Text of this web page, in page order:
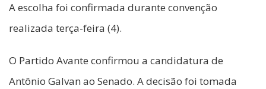
A escolha foi confirmada durante convenção
realizada terça-feira (4).
O Partido Avante confirmou a candidatura de
Antônio Galvan ao Senado. A decisão foi tomada